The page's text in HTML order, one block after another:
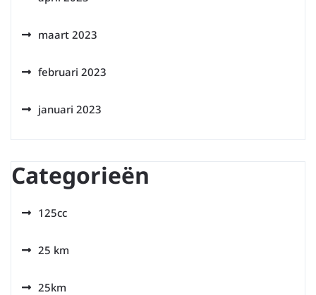
maart 2023
februari 2023
januari 2023
Categorieën
125cc
25 km
25km